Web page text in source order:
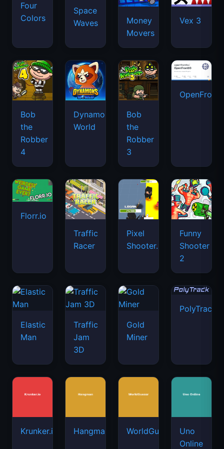
Four
Colors
Space
Waves
Money
Movers
Vex 3
Bob
the
Robber
4
Dynamons
World
Bob
the
Robber
3
Florr.io
Traffic
Racer
Pixel
Shooter.IO
Funny
Shooter
2
Elastic
Man
Traffic
Jam
3D
Gold
Miner
PolyTrack
Krunker.io Hangman WorldGuessr
Uno
Online